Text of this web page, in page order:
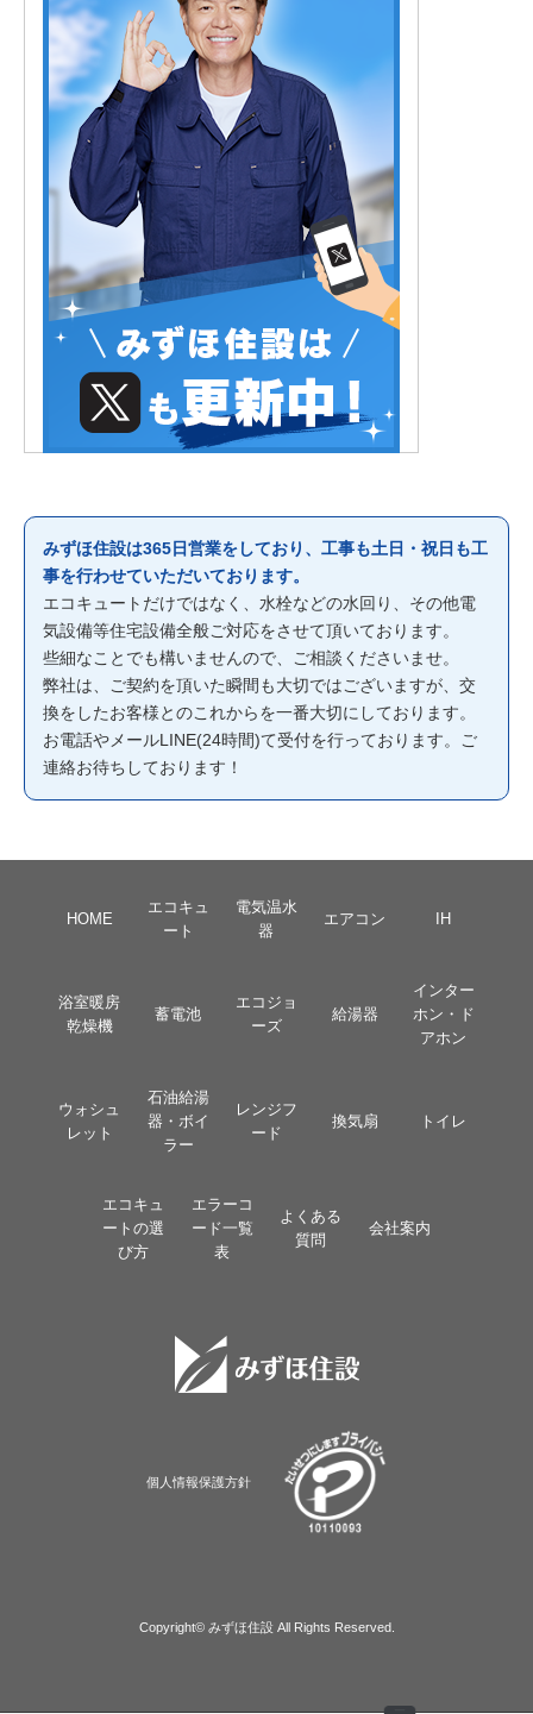
みずほ住設は365日営業をしており、工事も土日・祝日も工
事を行わせていただいております。
エコキュートだけではなく、水栓などの水回り、その他電
気設備等住宅設備全般ご対応をさせて頂いております。
些細なことでも構いませんので、ご相談くださいませ。
弊社は、ご契約を頂いた瞬間も大切ではございますが、交
換をしたお客様とのこれからを一番大切にしております。
お電話やメールLINE(24時間)て受付を行っております。ご
連絡お待ちしております！
HOME
エコキュ
ート
電気温水
器
エアコン IH
浴室暖房
乾燥機
蓄電池
エコジョ
ーズ
給湯器
インター
ホン・ド
アホン
ウォシュ
レット
石油給湯
器・ボイ
ラー
レンジフ
ード
換気扇 トイレ
エコキュ
ートの選
び方
エラーコ
ード一覧
表
よくある
質問
会社案内
個人情報保護方針
Copyright© みずほ住設 All Rights Reserved.